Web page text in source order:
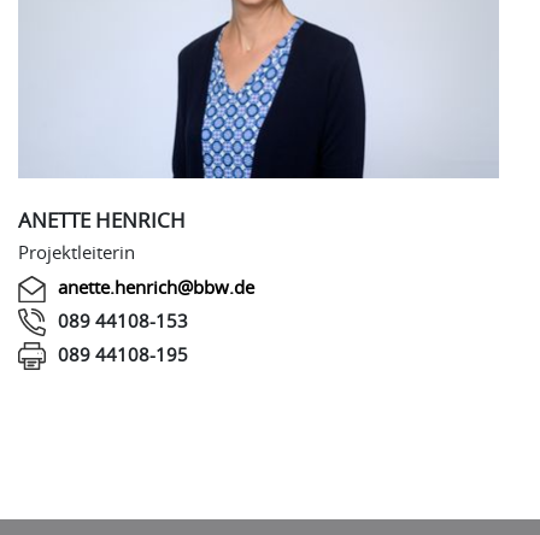
ANETTE HENRICH
Projektleiterin
anette.henrich@bbw.de
089 44108-153
089 44108-195